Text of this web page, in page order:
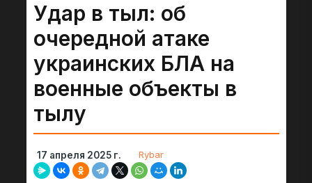
Удар в тыл: об
очередной атаке
украинских БЛА на
военные объекты в
тылу
17 апреля 2025 г. Rybar